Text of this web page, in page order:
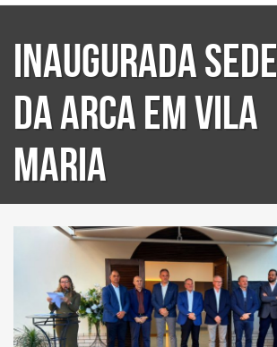
Inaugurada sede
da ARCA em Vila
Maria